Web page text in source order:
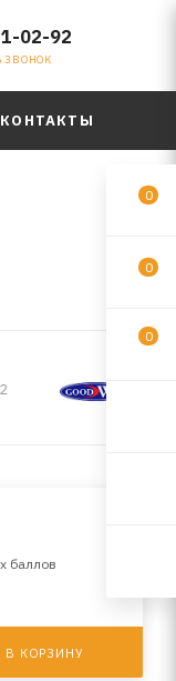
02-92
ЗВОНОК
КОНТАКТЫ
баллов
В КОРЗИНУ
0
0
0